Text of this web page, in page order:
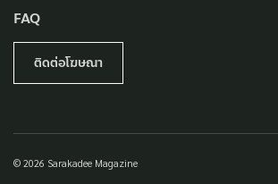
FAQ
ติดต่อโฆษณา
© 2026 Sarakadee Magazine